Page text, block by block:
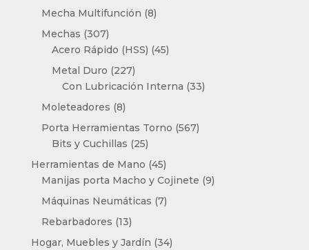
Mecha Multifunción 88
Mechas 307307
productos
Acero Rápido (HSS) 4545
Metal Duro 227227
productos
Con Lubricación Interna 3333
Moleteadores 88
productos
Porta Herramientas Torno 567567
Bits y Cuchillas 2525
productos
Herramientas de Mano 4545
productos
Manijas porta Macho y Cojinete 99
Máquinas Neumáticas 77
Rebarbadores 1313
productos
Hogar, Muebles y Jardín 3434